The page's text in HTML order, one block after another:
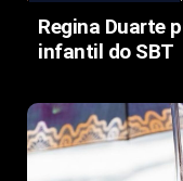
Regina Duarte
infantil do SBT